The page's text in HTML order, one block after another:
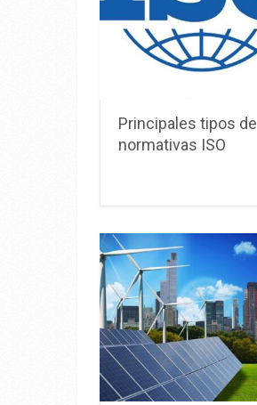
Principales tipos de
normativas ISO